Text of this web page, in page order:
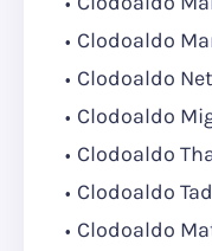
Clodoaldo
Clodoaldo
Clodoaldo
Clodoaldo
Clodoaldo
Clodoaldo